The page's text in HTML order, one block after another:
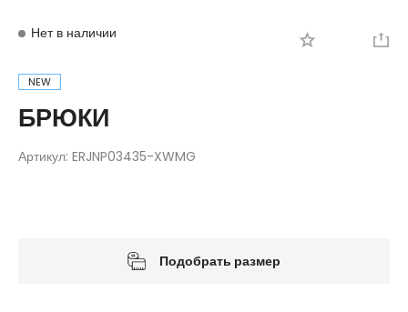
Нет в наличии
NEW
БРЮКИ
Артикул: ERJNP03435-XWMG
Подобрать размер